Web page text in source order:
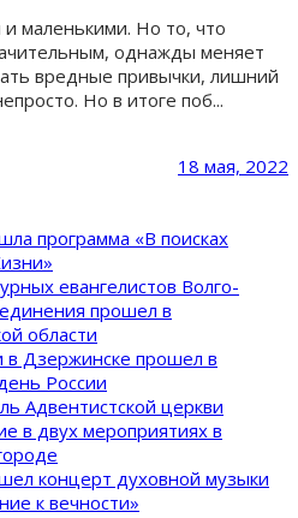
маленькими. Но то, что
однажды меняет
вредные привычки, лишний
Но в итоге поб...
18 мая, 2022
программа «В поисках
евангелистов Волго-
прошел в
области
в Дзержинске прошел в
России
Адвентистской церкви
в двух мероприятиях в
концерт духовной музыки
к вечности»